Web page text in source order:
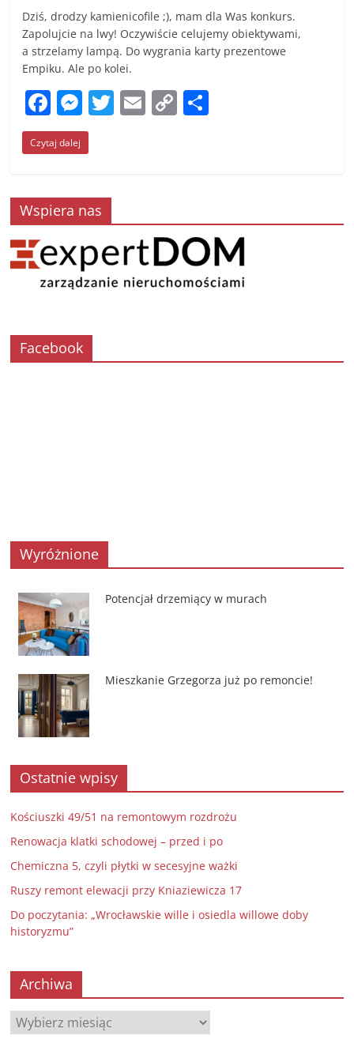
Dziś, drodzy kamienicofile ;), mam dla Was konkurs.
Zapolujcie na lwy! Oczywiście celujemy obiektywami,
a strzelamy lampą. Do wygrania karty prezentowe
Empiku. Ale po kolei.
F
a
c
b
o
o
k
M
e
ss
n
g
er
T E C
n
k
Czytaj dalej
Wspiera nas
Facebook
Wyróżnione
Potencjał drzemiący w murach
Mieszkanie Grzegorza już po remoncie!
Ostatnie wpisy
Kościuszki 49/51 na remontowym rozdrożu
Renowacja klatki schodowej – przed i po
Chemiczna 5, czyli płytki w secesyjne ważki
Ruszy remont elewacji przy Kniaziewicza 17
Do poczytania: „Wrocławskie wille i osiedla willowe doby
historyzmu”
Archiwa
Archiwa